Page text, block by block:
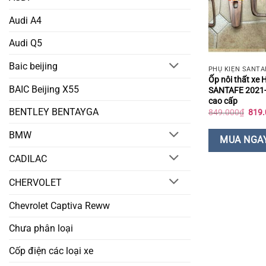
Audi A4
Audi Q5
Baic beijing
BAIC Beijing X55
BENTLEY BENTAYGA
BMW
CADILAC
CHERVOLET
Chevrolet Captiva Reww
Chưa phân loại
Cốp điện các loại xe
PHỤ KIỆN
Ốp nôi thất xe
SANTAFE
cao cấp
849.000₫ Giá
là:
MUA